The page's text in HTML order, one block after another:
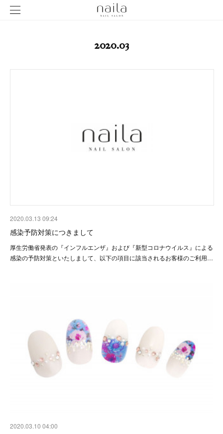
2020.03
2020.03.13 09:24
感染予防対策につきまして
厚生労働省発表の『インフルエンザ』および『新型コロナウイルス』による
感染の予防対策といたしまして、以下の項目に該当されるお客様のご利用…
2020.03.10 04:00